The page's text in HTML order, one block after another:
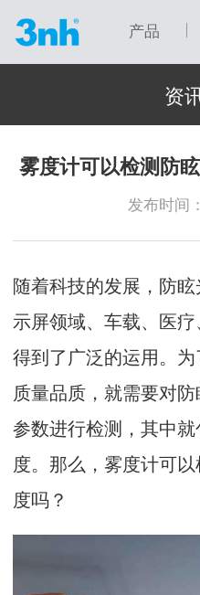
产品
资
雾度计可以检测防
发布时间
随着科技的发展，防
示屏领域、车载、医
得到了广泛的运用。
质量品质，就需要对
参数进行检测，其中
度。那么，雾度计可
度吗？